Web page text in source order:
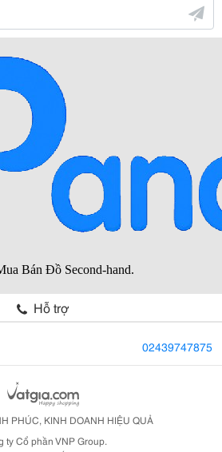
Hỗ trợ
02439747875
PHÚC, KINH DOANH HIỆU QUẢ
ty Cổ phần VNP Group.